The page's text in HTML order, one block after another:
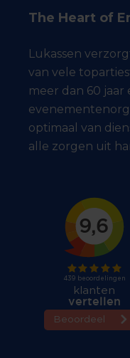
The Heart of
Lukassen
van vele
meer dan 60 jaar
optimaal van
alle zorgen uit